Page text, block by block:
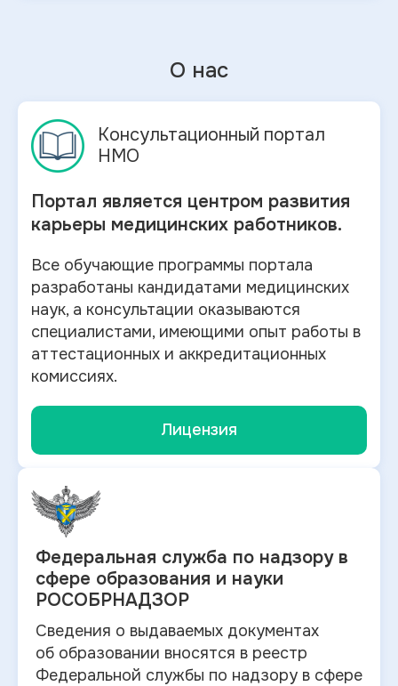
О нас
Консультационный портал
НМО
Портал является центром развития
карьеры медицинских работников.
Все обучающие программы портала
разработаны кандидатами медицинских
наук, а консультации оказываются
специалистами, имеющими опыт работы в
аттестационных и аккредитационных
комиссиях.
Лицензия
Федеральная служба по надзору в
сфере образования и науки
РОСОБРНАДЗОР
Сведения о выдаваемых документах
об образовании вносятся в реестр
Федеральной службы по надзору в сфере